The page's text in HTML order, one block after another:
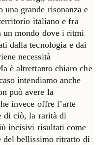
una grande risonanza e
italiano e fra
mondo dove i ritmi
dalla tecnologia e dai
necessità
è altrettanto chiaro che
intendiamo anche
può avere la
invece offre l’arte
di ciò, la rarità di
incisivi risultati come
del bellissimo ritratto di